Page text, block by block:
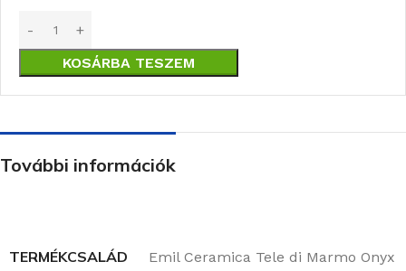
KOSÁRBA TESZEM
További információk
TERMÉKCSALÁD Emil Ceramica Tele di Marmo Onyx